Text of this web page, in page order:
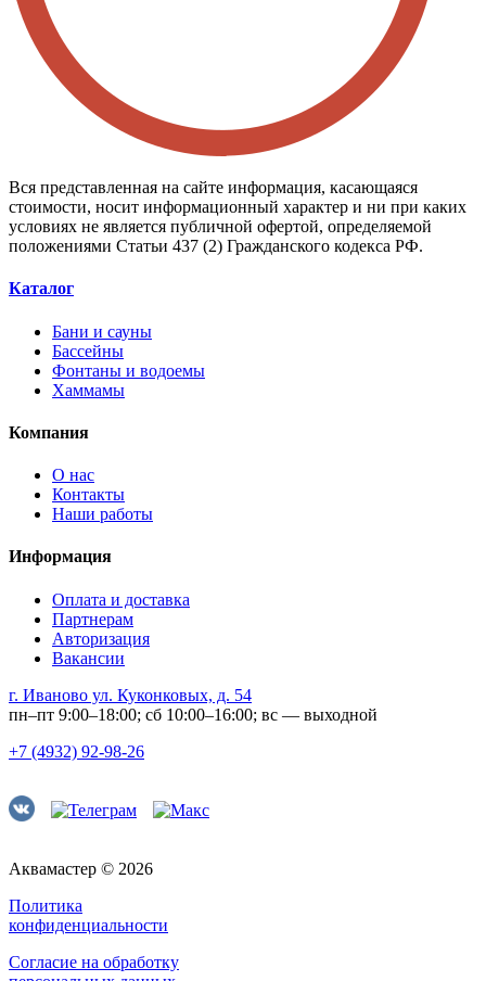
Вся представленная на сайте информация, касающаяся
стоимости, носит информационный характер и ни при каких
условиях не является публичной офертой, определяемой
положениями Статьи 437 (2) Гражданского кодекса РФ.
Каталог
Бани и сауны
Бассейны
Фонтаны и водоемы
Хаммамы
Компания
О нас
Контакты
Наши работы
Информация
Оплата и доставка
Партнерам
Авторизация
Вакансии
г. Иваново ул. Куконковых, д. 54
пн–пт 9:00–18:00; сб 10:00–16:00; вс — выходной
+7 (4932) 92-98-26
Аквамастер © 2026
Политика
конфиденциальности
Согласие на обработку